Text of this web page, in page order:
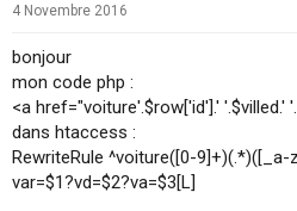
e
a
d
s
u
s
é
t
4 Novembre 2016
bonjour
mon code php :
<a href="voiture'.$row['id'].' '.$villed.'
dans htaccess :
RewriteRule ^voiture([0-
var=$1?vd=$2?va=$3[L]